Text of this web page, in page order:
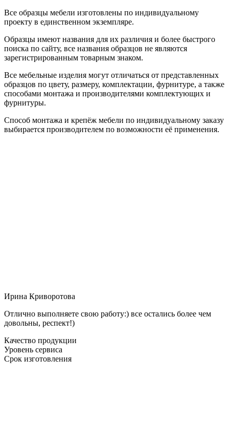
Все образцы мебели изготовлены по индивидуальному
проекту в единственном экземпляре.
Образцы имеют названия для их различия и более быстрого
поиска по сайту, все названия образцов не являются
зарегистрированным товарным знаком.
Все мебельные изделия могут отличаться от представленных
образцов по цвету, размеру, комплектации, фурнитуре, а также
способами монтажа и производителями комплектующих и
фурнитуры.
Способ монтажа и крепёж мебели по индивидуальному заказу
выбирается производителем по возможности её применения.
Ирина Криворотова
Отлично выполняете свою работу:) все остались более чем
довольны, респект!)
Качество продукции
Уровень сервиса
Срок изготовления